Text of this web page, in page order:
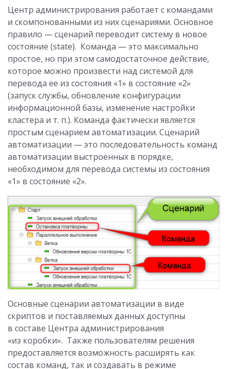
Центр администрирования работает с командами
и скомпонованными из них сценариями. Основное
правило — сценарий переводит систему в новое
состояние (state). Команда — это максимально
простое, но при этом самодостаточное действие,
которое можно произвести над системой для
перевода ее из состояния «1» в состояние «2»
(запуск службы, обновление конфигурации
информационной базы, изменение настройки
кластера и т. п.). Команда фактически является
простым сценарием автоматизации. Сценарий
автоматизации — это последовательность команд
автоматизации выстроенных в порядке,
необходимом для перевода системы из состояния
«1» в состояние «2».
Основные сценарии автоматизации в виде
скриптов и поставляемых данных доступны
в составе Центра администрирования
«из коробки». Также пользователям решения
предоставляется возможность расширять как
состав команд, так и создавать в режиме